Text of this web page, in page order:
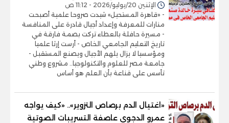
الإثنين 20/يوليو/2026 - 11:12 ص
- «قاهرة المستحيل» شيدت صروحا علمية أصبحت
منارات للمعرفة وإعداد أجيال قادرة على المنافسة
- مسيرة حافلة بالعطاء تركت بصمة فارقة في
تاريخ التعليم الجامعي الخاص - أرست إرثا علميا
ومؤسسيا لا يزال يلهم الأجيال ويصنع المستقبل -
جامعة مصر للعلوم والتكنولوجيا.. مشروع وطني
تأسس على قناعة بأن العلم هو أساس
«اغتيال الدم برصاص التزوير».. «كيف يواجه
عمرو الدجوي عاصفة التسريبات الصوتية